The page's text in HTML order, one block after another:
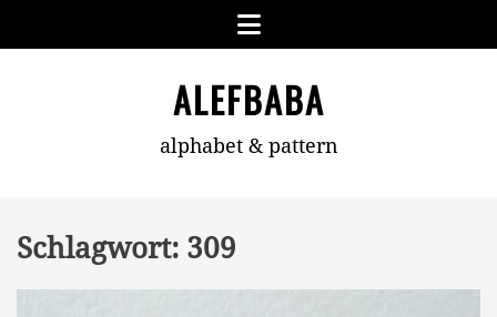
Menu
ALEFBABA
alphabet & pattern
Schlagwort: 309